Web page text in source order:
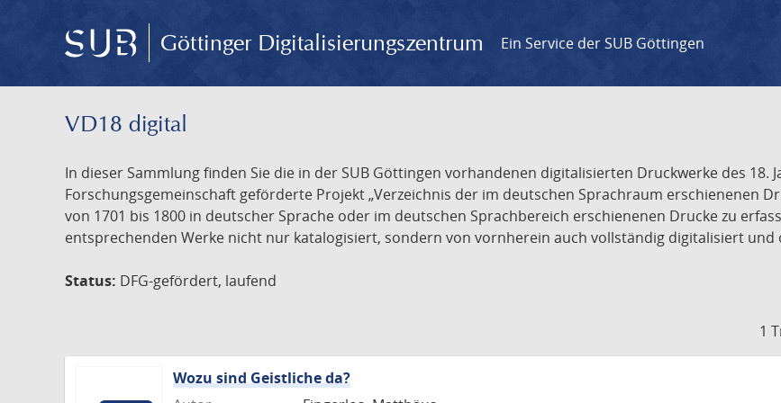
Göttinger Digitalisierungszentrum Ein Service der SUB Göttingen
VD18 digital
In dieser Sammlung finden Sie die in der SUB Göttingen vorhandenen digitalisierten Druckwerke des 18.
Forschungsgemeinschaft geförderte Projekt „Verzeichnis der im deutschen Sprachraum erschienenen
von 1701 bis 1800 in deutscher Sprache oder im deutschen Sprachbereich erschienenen Drucke zu
entsprechenden Werke nicht nur katalogisiert, sondern von vornherein auch vollständig digitalisiert und
Status: DFG-gefördert, laufend
1
Wozu sind Geistliche da?